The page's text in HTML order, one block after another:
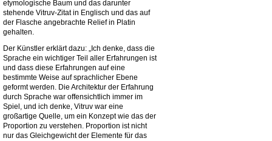
etymologische Baum und das darunter
stehende Vitruv-Zitat in Englisch und das auf
der Flasche angebrachte Relief in Platin
gehalten.
Der Künstler erklärt dazu: „Ich denke, dass die
Sprache ein wichtiger Teil aller Erfahrungen ist
und dass diese Erfahrungen auf eine
bestimmte Weise auf sprachlicher Ebene
geformt werden. Die Architektur der Erfahrung
durch Sprache war offensichtlich immer im
Spiel, und ich denke, Vitruv war eine
großartige Quelle, um ein Konzept wie das der
Proportion zu verstehen. Proportion ist nicht
nur das Gleichgewicht der Elemente für das